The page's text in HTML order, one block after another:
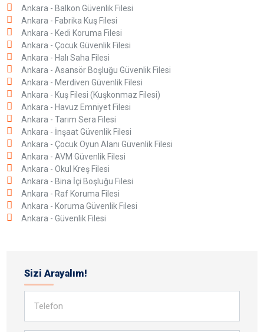
Ankara - Balkon Güvenlik Filesi
Ankara - Fabrika Kuş Filesi
Ankara - Kedi Koruma Filesi
Ankara - Çocuk Güvenlik Filesi
Ankara - Halı Saha Filesi
Ankara - Asansör Boşluğu Güvenlik Filesi
Ankara - Merdiven Güvenlik Filesi
Ankara - Kuş Filesi (Kuşkonmaz Filesi)
Ankara - Havuz Emniyet Filesi
Ankara - Tarım Sera Filesi
Ankara - İnşaat Güvenlik Filesi
Ankara - Çocuk Oyun Alanı Güvenlik Filesi
Ankara - AVM Güvenlik Filesi
Ankara - Okul Kreş Filesi
Ankara - Bina İçi Boşluğu Filesi
Ankara - Raf Koruma Filesi
Ankara - Koruma Güvenlik Filesi
Ankara - Güvenlik Filesi
Sizi Arayalım!